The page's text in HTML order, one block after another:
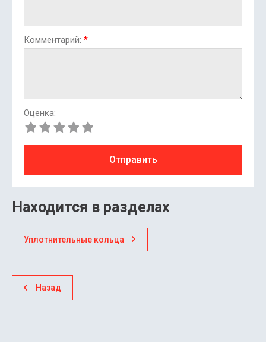
Комментарий: *
Оценка:
Отправить
Находится в разделах
Уплотнительные кольца
Назад